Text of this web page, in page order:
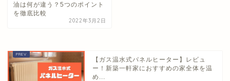
油は何が違う？5つのポイント
を徹底比較
2022年3月2日
【ガス温水式パネルヒーター】レビュ
ー！新築一軒家におすすめの家全体を温
め...